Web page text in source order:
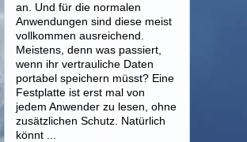
an. Und für die normalen
Anwendungen sind diese meist
vollkommen ausreichend.
Meistens, denn was passiert,
wenn ihr vertrauliche Daten
portabel speichern müsst? Eine
Festplatte ist erst mal von
jedem Anwender zu lesen, ohne
zusätzlichen Schutz. Natürlich
könnt ...